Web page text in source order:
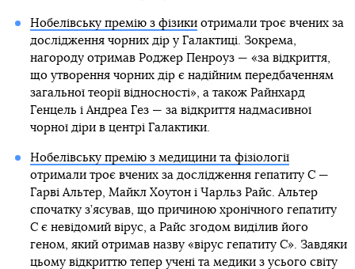
Нобелівську премію з фізикиотримали троє вчених за
дослідження чорних дір у Галактиці. Зокрема,
нагороду отримав Роджер Пенроуз — «за відкриття,
що утворення чорних дір є надійним передбаченням
загальної теорії відносності», а також Райнхард
Генцель і Андреа Гез — за відкриття надмасивної
чорної діри в центрі Галактики.
Нобелівську премію з медицини та фізіології
отримали троє вчених за дослідження гепатиту С —
Гарві Альтер, Майкл Хоутон і Чарльз Райс. Альтер
спочатку з’ясував, що причиною хронічного гепатиту
С є невідомий вірус, а Райс згодом виділив його
геном, який отримав назву «вірус гепатиту С». Завдяки
цьому відкриттю тепер учені та медики з усього світу